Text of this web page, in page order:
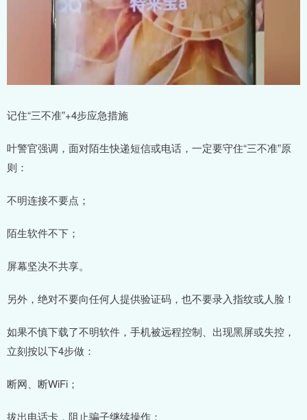
记住“三不准”+4步应急措施
叶警官强调，面对陌生快递短信或电话，一定要守住“三不准”原
则：
不明连接不要点；
陌生软件不下；
屏幕坚决不共享。
另外，绝对不要向任何人提供验证码，也不要录入指纹或人脸！
如果不慎下载了不明软件，手机被远程控制、出现黑屏或失控，
立刻按以下4步做：
断网、断WiFi；
拔出电话卡，阻止骗子继续操作；